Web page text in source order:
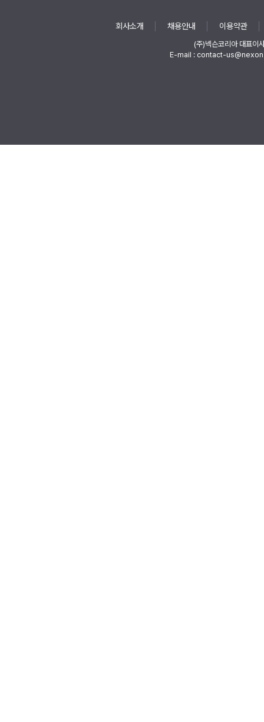
회사소개 채용안내 이용약관
(주)넥슨코리아 대표이
E-mail : contact-